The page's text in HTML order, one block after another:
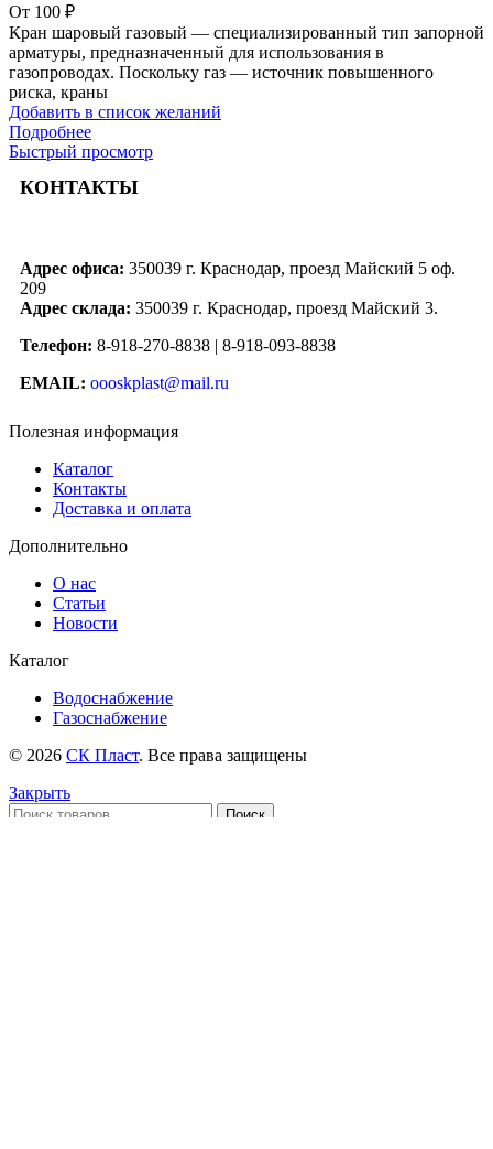
От 100 ₽
Кран шаровый газовый — специализированный тип запорной
арматуры, предназначенный для использования в
газопроводах. Поскольку газ — источник повышенного
риска, краны
Добавить в список желаний
Подробнее
Быстрый просмотр
КОНТАКТЫ
Адрес офиса: 350039 г. Краснодар, проезд Майский 5 оф.
209
Адрес склада: 350039 г. Краснодар, проезд Майский 3.
Телефон: 8-918-270-8838 | 8-918-093-8838
EMAIL: oooskplast@mail.ru
Полезная информация
Каталог
Контакты
Доставка и оплата
Дополнительно
О нас
Статьи
Новости
Каталог
Водоснабжение
Газоснабжение
© 2026 СК Пласт. Все права защищены
Закрыть
Поиск